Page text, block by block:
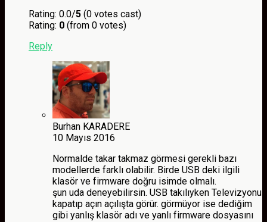
Rating: 0.0/5 (0 votes cast)
Rating: 0 (from 0 votes)
Reply
Burhan KARADERE
10 Mayıs 2016
Normalde takar takmaz görmesi gerekli bazı
modellerde farklı olabilir. Birde USB deki ilgili
klasör ve firmware doğru isimde olmalı.
şun uda deneyebilirsin. USB takılıyken Televizyonu
kapatıp açın açılışta görür. görmüyor ise dediğim
gibi yanlış klasör adı ve yanlı firmware dosyasını